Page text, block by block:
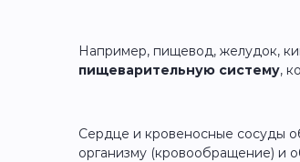
Например, пищевод, желудок,
пищеварительную систему,
Сердце и кровеносные сосуды
организму (кровообращение) и